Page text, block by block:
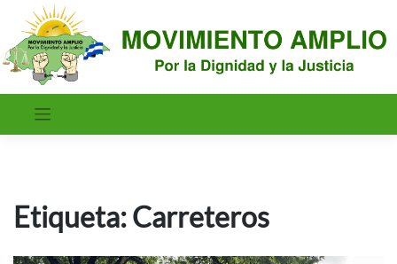
contenido
Etiqueta:Carreteros